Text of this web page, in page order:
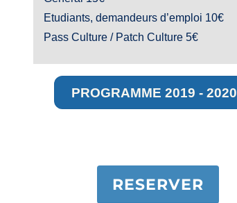
Etudiants, demandeurs d’emploi 10€
Pass Culture / Patch Culture 5€
PROGRAMME 2019 - 2020
RESERVER